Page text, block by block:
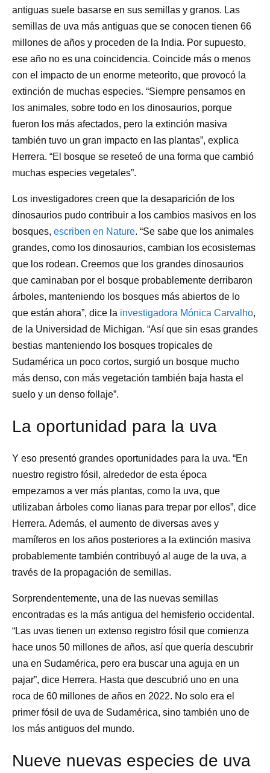
antiguas suele basarse en sus semillas y granos. Las
semillas de uva más antiguas que se conocen tienen 66
millones de años y proceden de la India. Por supuesto,
ese año no es una coincidencia. Coincide más o menos
con el impacto de un enorme meteorito, que provocó la
extinción de muchas especies. “Siempre pensamos en
los animales, sobre todo en los dinosaurios, porque
fueron los más afectados, pero la extinción masiva
también tuvo un gran impacto en las plantas”, explica
Herrera. “El bosque se reseteó de una forma que cambió
muchas especies vegetales”.
Los investigadores creen que la desaparición de los
dinosaurios pudo contribuir a los cambios masivos en los
bosques, escriben en Nature. “Se sabe que los animales
grandes, como los dinosaurios, cambian los ecosistemas
que los rodean. Creemos que los grandes dinosaurios
que caminaban por el bosque probablemente derribaron
árboles, manteniendo los bosques más abiertos de lo
que están ahora”, dice la investigadora Mónica Carvalho,
de la Universidad de Michigan. “Así que sin esas grandes
bestias manteniendo los bosques tropicales de
Sudamérica un poco cortos, surgió un bosque mucho
más denso, con más vegetación también baja hasta el
suelo y un denso follaje”.
La oportunidad para la uva
Y eso presentó grandes oportunidades para la uva. “En
nuestro registro fósil, alrededor de esta época
empezamos a ver más plantas, como la uva, que
utilizaban árboles como lianas para trepar por ellos”, dice
Herrera. Además, el aumento de diversas aves y
mamíferos en los años posteriores a la extinción masiva
probablemente también contribuyó al auge de la uva, a
través de la propagación de semillas.
Sorprendentemente, una de las nuevas semillas
encontradas es la más antigua del hemisferio occidental.
“Las uvas tienen un extenso registro fósil que comienza
hace unos 50 millones de años, así que quería descubrir
una en Sudamérica, pero era buscar una aguja en un
pajar”, dice Herrera. Hasta que descubrió uno en una
roca de 60 millones de años en 2022. No solo era el
primer fósil de uva de Sudamérica, sino también uno de
los más antiguos del mundo.
Nueve nuevas especies de uva